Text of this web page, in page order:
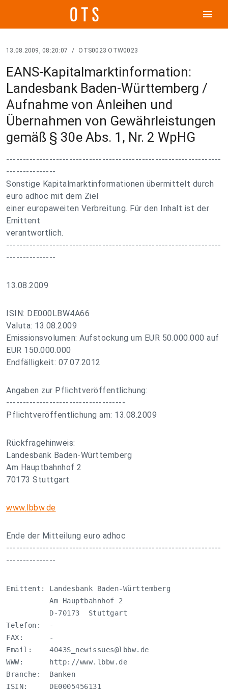
menu
13.08.2009, 08:20:07 / OTS0023 OTW0023
EANS-Kapitalmarktinformation:
Landesbank Baden-Württemberg /
Aufnahme von Anleihen und
Übernahmen von Gewährleistungen
gemäß § 30e Abs. 1, Nr. 2 WpHG
-----------------------------------------------------------------
---------------
Sonstige Kapitalmarktinformationen übermittelt durch
euro adhoc mit dem Ziel
einer europaweiten Verbreitung. Für den Inhalt ist der
Emittent
verantwortlich.
-----------------------------------------------------------------
---------------
13.08.2009
ISIN: DE000LBW4A66
Valuta: 13.08.2009
Emissionsvolumen: Aufstockung um EUR 50.000.000 auf
EUR 150.000.000
Endfälligkeit: 07.07.2012
Angaben zur Pflichtveröffentlichung:
------------------------------------
Pflichtveröffentlichung am: 13.08.2009
Rückfragehinweis:
Landesbank Baden-Württemberg
Am Hauptbahnhof 2
70173 Stuttgart
www.lbbw.de
Ende der Mitteilung euro adhoc
-----------------------------------------------------------------
---------------
Emittent: Landesbank Baden-Württemberg
          Am Hauptbahnhof 2
          D-70173  Stuttgart
Telefon:  -
FAX:      -
Email: 4043S_newissues@lbbw.de
WWW:      http://www.lbbw.de
Branche:  Banken
ISIN:     DE0005456131